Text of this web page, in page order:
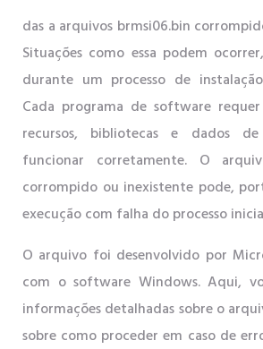
das a arquivos brmsi06.bin
Situações como essa podem
durante um processo de
Cada programa de software
recursos, bibliotecas e dados
funcionar corretamente. O
corrompido ou inexistente pode,
execução com falha do processo
O arquivo foi desenvolvido por
com o software Windows. Aqui,
informações detalhadas sobre o
sobre como proceder em caso de